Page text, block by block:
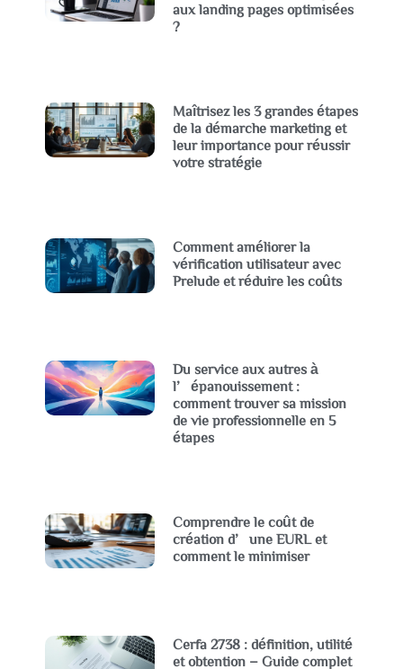
aux landing pages optimisées
?
Maîtrisez les 3 grandes étapes
de la démarche marketing et
leur importance pour réussir
votre stratégie
Comment améliorer la
vérification utilisateur avec
Prelude et réduire les coûts
Du service aux autres à
l’épanouissement :
comment trouver sa mission
de vie professionnelle en 5
étapes
Comprendre le coût de
création d’une EURL et
comment le minimiser
Cerfa 2738 : définition, utilité
et obtention – Guide complet